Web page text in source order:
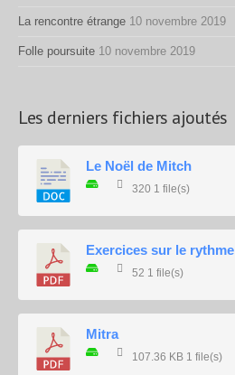
La rencontre étrange 10 novembre 2019
Folle poursuite 10 novembre 2019
Les derniers fichiers ajoutés
Le Noël de Mitch
320 1 file(s)
Exercices sur le rythme
52 1 file(s)
Mitra
107.36 KB 1 file(s)